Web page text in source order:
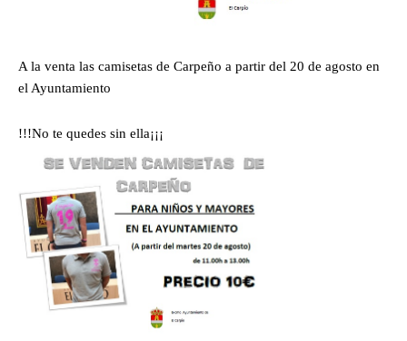
A la venta las camisetas de Carpeño a partir del 20 de agosto en
el Ayuntamiento
!!!No te quedes sin ella¡¡¡